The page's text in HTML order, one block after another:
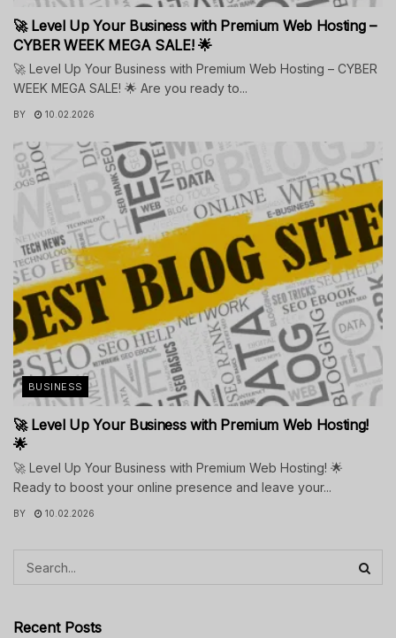
🚀 Level Up Your Business with Premium Web Hosting –
CYBER WEEK MEGA SALE! 🌟
🚀 Level Up Your Business with Premium Web Hosting – CYBER
WEEK MEGA SALE! 🌟 Are you ready to...
BY 10.02.2026
BUSINESS
🚀 Level Up Your Business with Premium Web Hosting!
🌟
🚀 Level Up Your Business with Premium Web Hosting! 🌟
Ready to boost your online presence and leave your...
BY 10.02.2026
Recent Posts